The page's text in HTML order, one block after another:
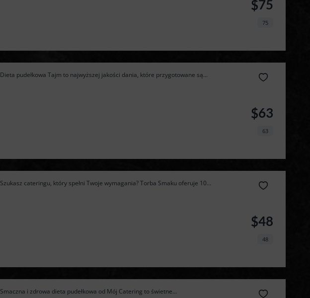
$75
75
Dieta pudełkowa Tajm to najwyższej jakości dania, które przygotowane są...
$63
63
Szukasz cateringu, który spełni Twoje wymagania? Torba Smaku oferuje 10...
$48
48
Smaczna i zdrowa dieta pudełkowa od Mój Catering to świetne...